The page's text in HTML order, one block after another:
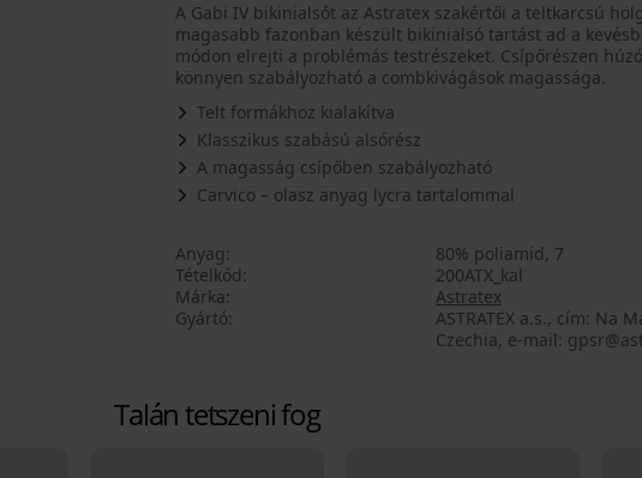
A Gabi IV bikinialsót az Astratex szakértői a teltkarcsú
magasabb fazonban készült bikinialsó tartást ad a
módon elrejti a problémás testrészeket. Csípőrészen
könnyen szabályozható a combkivágások magassága.
Telt formákhoz kialakítva
Klasszikus szabású alsórész
A magasság csípőben szabályozható
Carvico – olasz anyag lycra tartalommal
Anyag
80% poliamid, 7
Tételkód
200ATX_kal
Márka
Astratex
Gyártó
ASTRATEX a.s., cím: Na
Czechia, e-mail:
Talán tetszeni fog